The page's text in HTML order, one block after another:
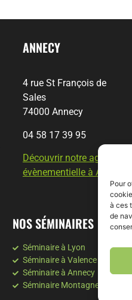
Pour
à ces
de
ANNECY
4 rue St François de
Sales
74000 Annecy
04 58 17 39 95
Découvrir notre agence
évènementielle à Annecy
NOS SÉMINAIRES
Séminaire à Lyon
Séminaire à Valence
Séminaire à Annecy
Séminaire Montagne